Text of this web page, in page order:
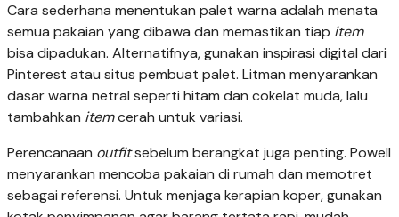
Cara sederhana menentukan palet warna adalah menata
semua pakaian yang dibawa dan memastikan tiap item
bisa dipadukan. Alternatifnya, gunakan inspirasi digital dari
Pinterest atau situs pembuat palet. Litman menyarankan
dasar warna netral seperti hitam dan cokelat muda, lalu
tambahkan itemcerah untuk variasi.
Perencanaan outfitsebelum berangkat juga penting. Powell
menyarankan mencoba pakaian di rumah dan memotret
sebagai referensi. Untuk menjaga kerapian koper, gunakan